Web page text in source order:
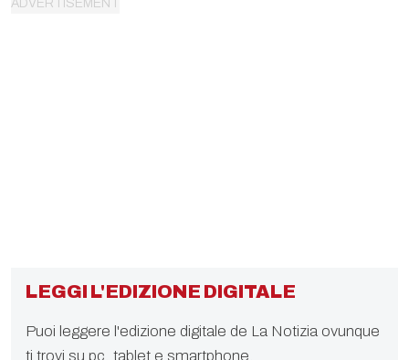
LEGGI L'EDIZIONE DIGITALE
Puoi leggere l'edizione digitale de La Notizia ovunque
ti trovi su pc, tablet e smartphone.